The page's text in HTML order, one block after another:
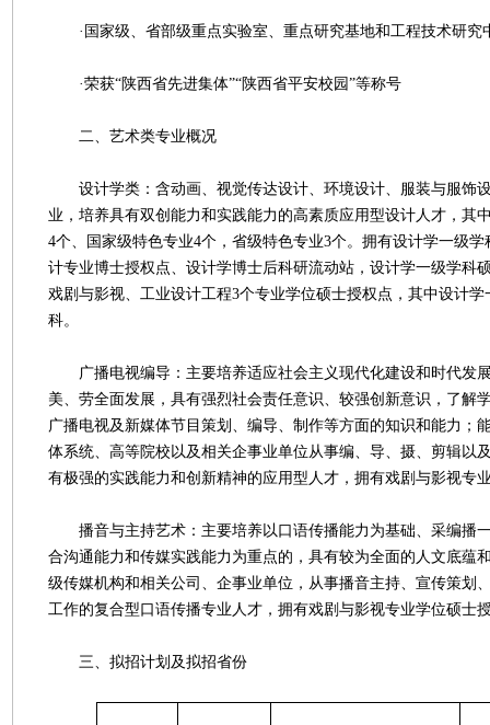
·国家级、省部级重点实验室、重点研究基地和工程技术研究
·荣获“陕西省先进集体”“陕西省平安校园”等称号
二、艺术类专业概况
设计学类：含动画、视觉传达设计、环境设计、服装与服饰
业，培养具有双创能力和实践能力的高素质应用型设计人才，其
4个、国家级特色专业4个，省级特色专业3个。拥有设计学一级
计专业博士授权点、设计学博士后科研流动站，设计学一级学科
戏剧与影视、工业设计工程3个专业学位硕士授权点，其中设计
科。
广播电视编导：主要培养适应社会主义现代化建设和时代发
美、劳全面发展，具有强烈社会责任意识、较强创新意识，了解
广播电视及新媒体节目策划、编导、制作等方面的知识和能力；
体系统、高等院校以及相关企事业单位从事编、导、摄、剪辑以
有极强的实践能力和创新精神的应用型人才，拥有戏剧与影视专
播音与主持艺术：主要培养以口语传播能力为基础、采编播
合沟通能力和传媒实践能力为重点的，具有较为全面的人文底蕴
级传媒机构和相关公司、企事业单位，从事播音主持、宣传策划
工作的复合型口语传播专业人才，拥有戏剧与影视专业学位硕士
三、拟招计划及拟招省份